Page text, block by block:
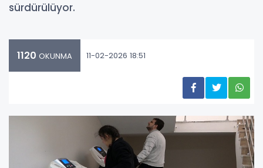
sürdürülüyor.
1120 OKUNMA 11-02-2026 18:51